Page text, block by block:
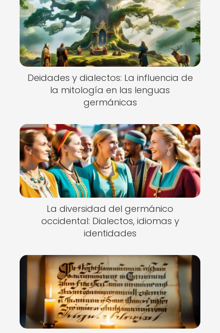
Deidades y dialectos: La influencia de
la mitología en las lenguas
germánicas
La diversidad del germánico
occidental: Dialectos, idiomas y
identidades